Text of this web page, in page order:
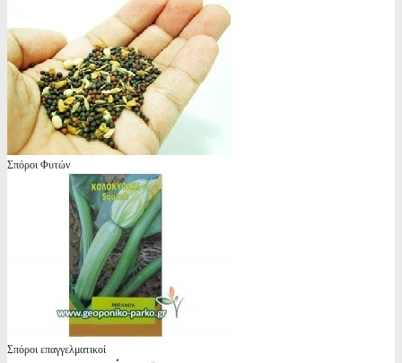
Σπόροι Φυτών
Σπόροι επαγγελματικοί